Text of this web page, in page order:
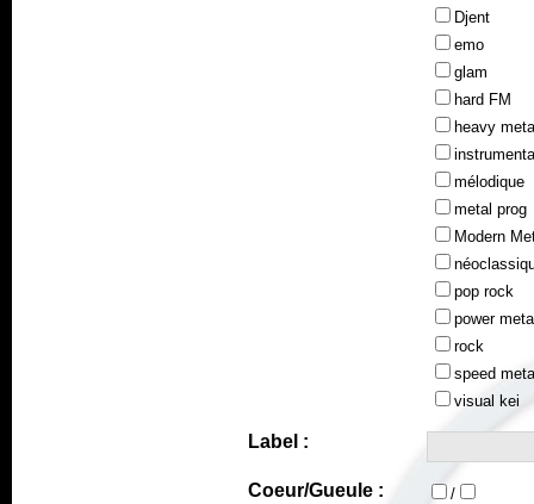
Djent
emo
glam
hard FM
heavy
mélodique
metal prog
Modern
pop rock
power
rock
speed
visual kei
Label :
Coeur/Gueule : /